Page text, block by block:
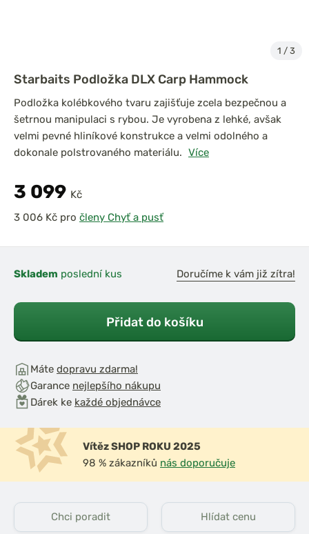
1 / 3
Starbaits Podložka DLX Carp Hammock
Podložka kolébkového tvaru zajišťuje zcela bezpečnou a
šetrnou manipulaci s rybou. Je vyrobena z lehké, avšak
velmi pevné hliníkové konstrukce a velmi odolného a
dokonale polstrovaného materiálu. Více
3 099 Kč
pro členy Chyť a pusť
Skladem poslední kus Doručíme k vám již zítra!
Přidat do košíku
Máte dopravu zdarma!
Garance nejlepšího nákupu
Dárek ke každé objednávce
Vítěz SHOP ROKU 2025
98 % zákazníků nás doporučuje
Chci poradit Hlídat cenu